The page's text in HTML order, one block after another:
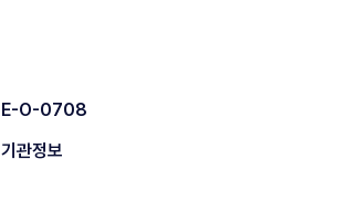
E-O-0708
기관정보